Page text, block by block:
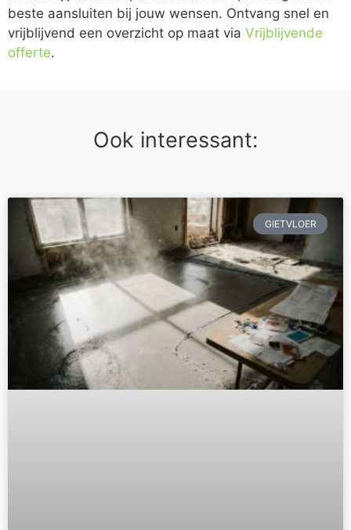
beste aansluiten bij jouw wensen. Ontvang snel en
vrijblijvend een overzicht op maat via Vrijblijvende
offerte.
Ook interessant:
GIETVLOER